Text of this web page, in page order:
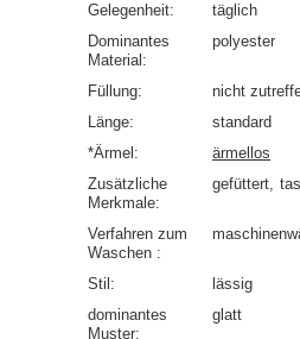
Gelegenheit
täglich
Dominantes
Material
polyester
Füllung
nicht
Länge
standard
*Ärmel
ärmellos
Zusätzliche
Merkmale
gefüttert
Verfahren zum
Waschen
Stil
lässig
dominantes
Muster
glatt